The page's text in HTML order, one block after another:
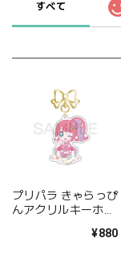
すべて
プリパラ きゃらっぴ
んアクリルキーホル
¥880